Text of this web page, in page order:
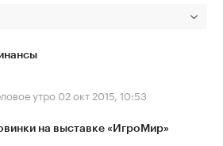
утро02 окт 2015, 10:53
на выставке «ИгроМир»